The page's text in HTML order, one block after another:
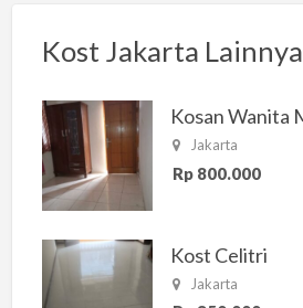
Kost Jakarta Lainnya
Jakarta
Rp 800.000
Kost Celitri
Jakarta